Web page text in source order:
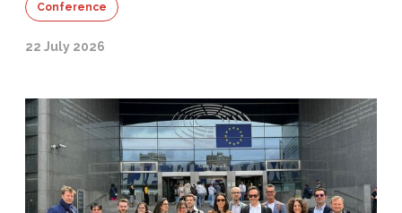
Conference
22 July 2026